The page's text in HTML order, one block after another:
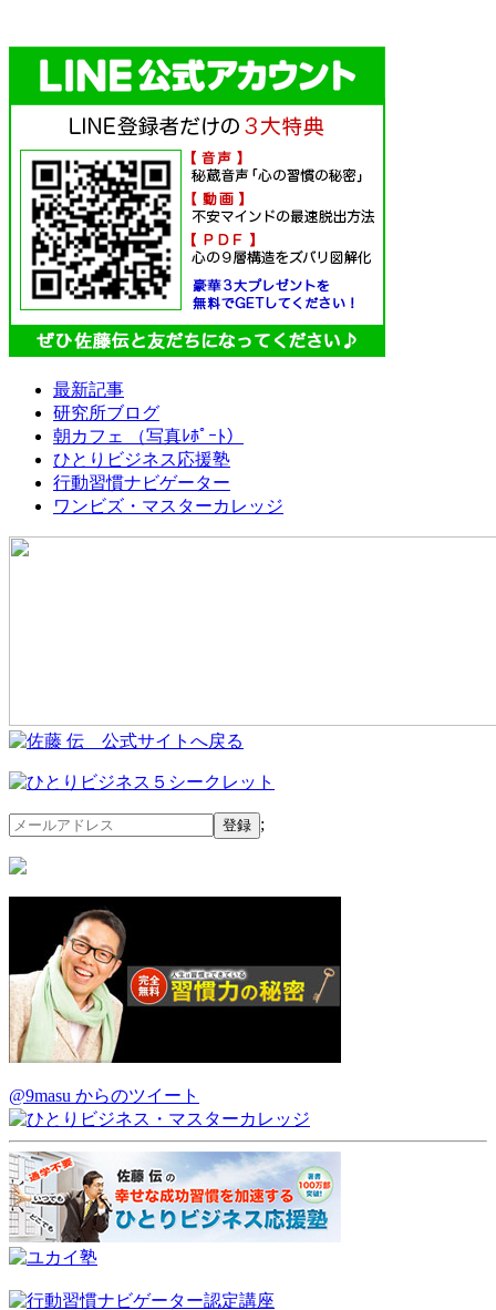
最新記事
研究所ブログ
朝カフェ （写真ﾚﾎﾟｰﾄ）
ひとりビジネス応援塾
行動習慣ナビゲーター
ワンビズ・マスターカレッジ
;
@9masu からのツイート